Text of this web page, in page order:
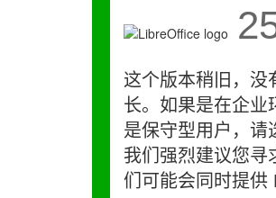
这个版本稍旧，没
长。如果是在企业
是保守型用户，请
我们强烈建议您寻
们可能会同时提供